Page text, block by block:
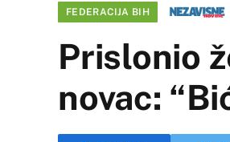
FEDERACIJA BIH
Prislonio
novac: